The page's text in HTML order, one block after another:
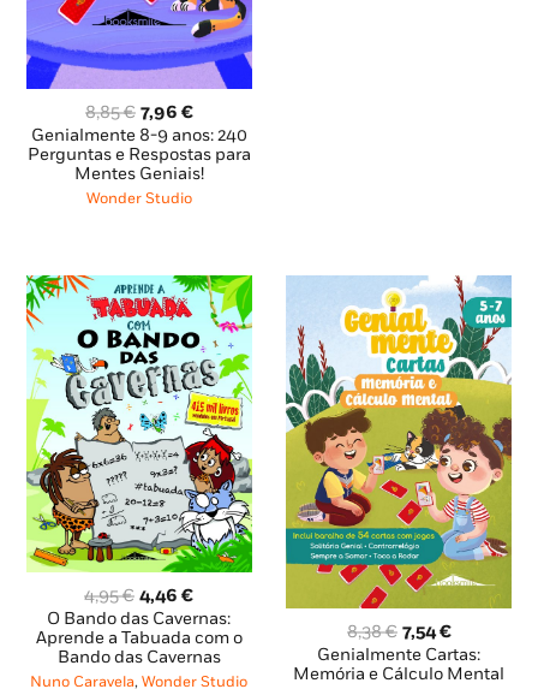
8,85€ O
preço
original
era:
8,85 €.
7,96 €O
preço
atual
é:
7,96 €.
Genialmente 8-9 anos: 240
Perguntas e Respostas para
Mentes Geniais!
Wonder Studio
4,95€ O
preço
original
era:
4,95 €.
4,46€O
preço
atual
é:
4,46 €.
O Bando das Cavernas:
Aprende a Tabuada com o
Bando das Cavernas
Nuno Caravela,Wonder Studio
8,38€ O
preço
original
7,54€O
preço
atual
Genialmente Cartas:
Memória e Cálculo Mental